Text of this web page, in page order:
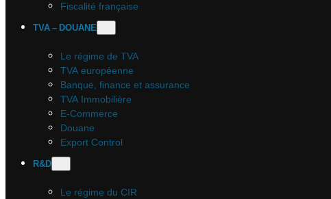
Fiscalité française
TVA – DOUANE
Le régime de TVA
TVA européenne
Banque, finance et assurance
TVA Immobilière
E-Commerce
Douane
Export Control
R&D
Le régime du CIR